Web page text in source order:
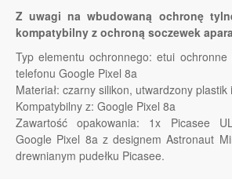
Z uwagi na wbudowaną ochronę
kompatybilny z ochroną soczewek
Typ elementu ochronnego: etui ochronne
telefonu Google Pixel 8a
Materiał: czarny silikon, utwardzony plastik
Kompatybilny z: Google Pixel 8a
Zawartość opakowania: 1x Picasee
Google Pixel 8a z designem Astronaut
drewnianym pudełku Picasee.